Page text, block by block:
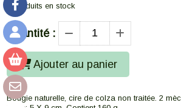
produits en stock
Quantité :
Ajouter au panier
Bougie naturelle, cire de colza non traitée. 2